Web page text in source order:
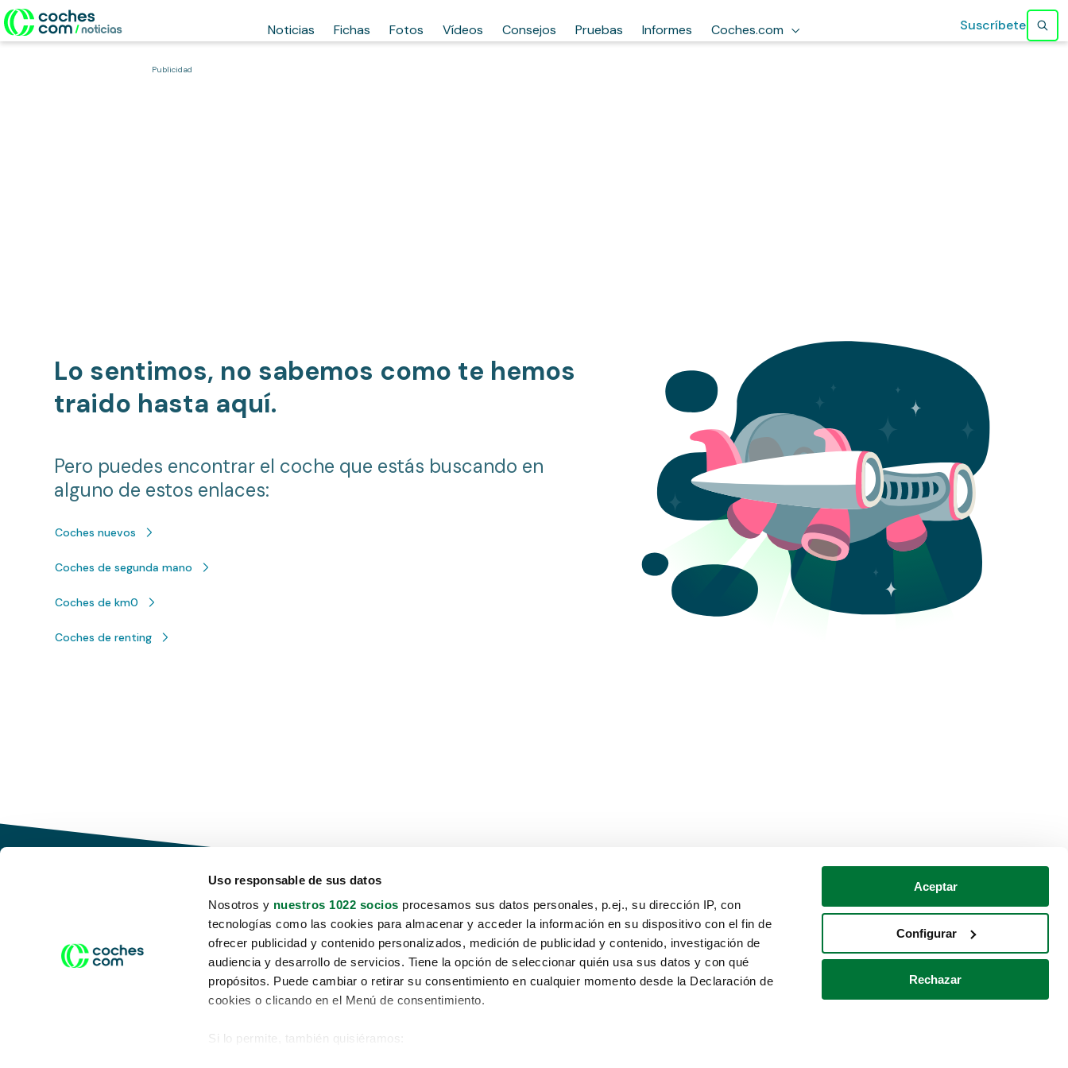
Uso responsable de sus datos
Nosotros y nuestros 1022 socios procesamos sus datos personales, p.ej., su dirección IP, con
tecnologías como las cookies para almacenar y acceder la información en su dispositivo con el fin de
ofrecer publicidad y contenido personalizados, medición de publicidad y contenido, investigación de
audiencia y desarrollo de servicios. Tiene la opción de seleccionar quién usa sus datos y con qué
propósitos. Puede cambiar o retirar su consentimiento en cualquier momento desde la Declaración de
cookies o clicando en el Menú de consentimiento.
Si lo permite, también quisiéramos:
Aceptar
Configurar
Rechazar
Noticias Fichas Fotos Vídeos Consejos Pruebas Informes Coches.com Suscríbete
Publicidad
Lo sentimos, no sabemos como te hemos
traido hasta aquí.
Pero puedes encontrar el coche que estás buscando en
alguno de estos enlaces:
Coches nuevos
Coches de segunda mano
Coches de km0
Coches de renting
Conduce tu futuro,
desata tu movilidad